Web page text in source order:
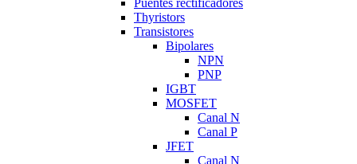
Thyristors
Transistores
Bipolares
NPN
PNP
IGBT
MOSFET
Canal N
Canal P
JFET
Canal N